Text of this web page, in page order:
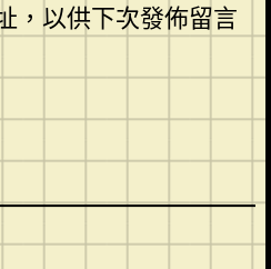
，以供下次發佈留言